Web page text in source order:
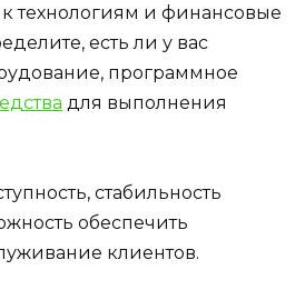
к технологиям и финансовые
есть ли у вас
программное
для выполнения
стабильность
обеспечить
клиентов.